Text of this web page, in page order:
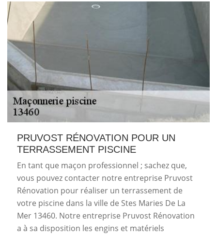
PRUVOST RÉNOVATION POUR UN
TERRASSEMENT PISCINE
En tant que maçon professionnel ; sachez que,
vous pouvez contacter notre entreprise Pruvost
Rénovation pour réaliser un terrassement de
votre piscine dans la ville de Stes Maries De La
Mer 13460. Notre entreprise Pruvost Rénovation
a à sa disposition les engins et matériels